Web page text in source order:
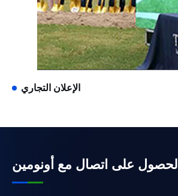
الإعلان التجاري
الحصول على اتصال مع أونومين